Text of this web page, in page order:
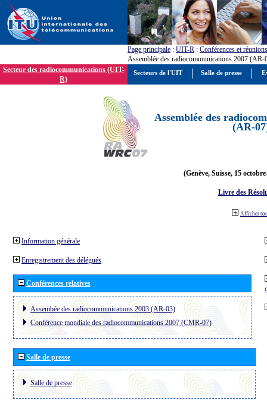
Page principale : UIT-R : Conférences et réunions
Assemblée des radiocommunications 2007 (AR-
Secteur des radiocommunications (UIT-
R)
Assemblée des
(AR-
(Genève, Suisse, 15
Livre des
Afficher
Information générale
Enregistrement des délégués
Conférences relatives
Assembée des radiocommunications 2003 (AR-03)
Conférence mondiale des radiocommunications 2007 (CMR-07)
Salle de presse
Salle de presse
Secteurs de l'UIT Salle de presse